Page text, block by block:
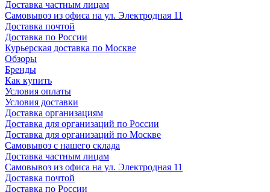
Доставка частным лицам
Самовывоз из офиса на ул. Электродная 11
Доставка почтой
Доставка по России
Курьерская доставка по Москве
Обзоры
Бренды
Как купить
Условия оплаты
Условия доставки
Доставка организациям
Доставка для организаций по России
Доставка для организаций по Москве
Самовывоз с нашего склада
Доставка частным лицам
Самовывоз из офиса на ул. Электродная 11
Доставка почтой
Доставка по России